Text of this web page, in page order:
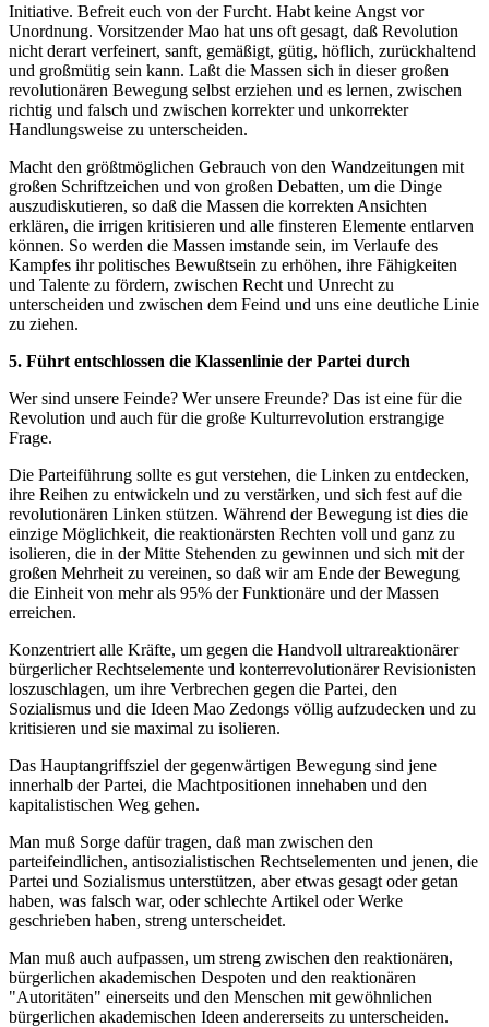
Initiative. Befreit euch von der Furcht. Habt keine Angst vor
Unordnung. Vorsitzender Mao hat uns oft gesagt, daß Revolution
nicht derart verfeinert, sanft, gemäßigt, gütig, höflich, zurückhaltend
und großmütig sein kann. Laßt die Massen sich in dieser großen
revolutionären Bewegung selbst erziehen und es lernen, zwischen
richtig und falsch und zwischen korrekter und unkorrekter
Handlungsweise zu unterscheiden.
Macht den größtmöglichen Gebrauch von den Wandzeitungen mit
großen Schriftzeichen und von großen Debatten, um die Dinge
auszudiskutieren, so daß die Massen die korrekten Ansichten
erklären, die irrigen kritisieren und alle finsteren Elemente entlarven
können. So werden die Massen imstande sein, im Verlaufe des
Kampfes ihr politisches Bewußtsein zu erhöhen, ihre Fähigkeiten
und Talente zu fördern, zwischen Recht und Unrecht zu
unterscheiden und zwischen dem Feind und uns eine deutliche Linie
zu ziehen.
5. Führt entschlossen die Klassenlinie der Partei durch
Wer sind unsere Feinde? Wer unsere Freunde? Das ist eine für die
Revolution und auch für die große Kulturrevolution erstrangige
Frage.
Die Parteiführung sollte es gut verstehen, die Linken zu entdecken,
ihre Reihen zu entwickeln und zu verstärken, und sich fest auf die
revolutionären Linken stützen. Während der Bewegung ist dies die
einzige Möglichkeit, die reaktionärsten Rechten voll und ganz zu
isolieren, die in der Mitte Stehenden zu gewinnen und sich mit der
großen Mehrheit zu vereinen, so daß wir am Ende der Bewegung
die Einheit von mehr als 95% der Funktionäre und der Massen
erreichen.
Konzentriert alle Kräfte, um gegen die Handvoll ultrareaktionärer
bürgerlicher Rechtselemente und konterrevolutionärer Revisionisten
loszuschlagen, um ihre Verbrechen gegen die Partei, den
Sozialismus und die Ideen Mao Zedongs völlig aufzudecken und zu
kritisieren und sie maximal zu isolieren.
Das Hauptangriffsziel der gegenwärtigen Bewegung sind jene
innerhalb der Partei, die Machtpositionen innehaben und den
kapitalistischen Weg gehen.
Man muß Sorge dafür tragen, daß man zwischen den
parteifeindlichen, antisozialistischen Rechtselementen und jenen, die
Partei und Sozialismus unterstützen, aber etwas gesagt oder getan
haben, was falsch war, oder schlechte Artikel oder Werke
geschrieben haben, streng unterscheidet.
Man muß auch aufpassen, um streng zwischen den reaktionären,
bürgerlichen akademischen Despoten und den reaktionären
"Autoritäten" einerseits und den Menschen mit gewöhnlichen
bürgerlichen akademischen Ideen andererseits zu unterscheiden.